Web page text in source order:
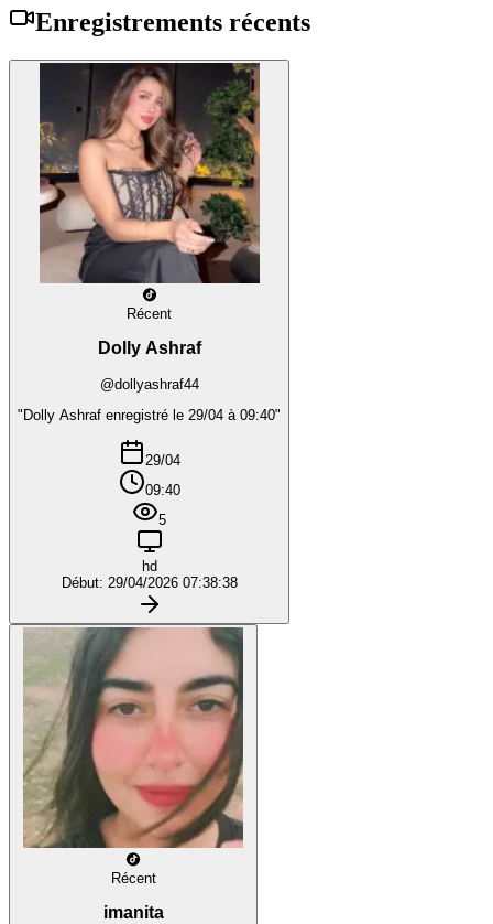
Enregistrements récents
Récent
Dolly Ashraf
@dollyashraf44
"Dolly Ashraf enregistré le 29/04 à 09:40"
29/04
09:40
5
hd
Début: 29/04/2026 07:38:38
Récent
imanita